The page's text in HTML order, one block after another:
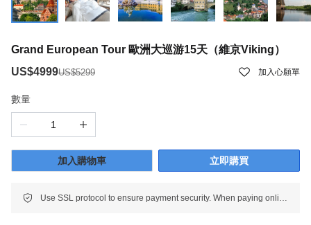
Grand European Tour 歐洲大巡游15天（維京Viking）
US$4999US$5299 加入心願單
數量
加入購物車 立即購買
Use SSL protocol to ensure payment security. When paying online, your payment information is protected.